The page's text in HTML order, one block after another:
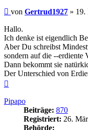
Beitrag
von Gertrud1927 » 19.
Hallo.
Ich denke ist eigendlich
Aber Du schreibst
sondern auf die --erdiente
Dann bekommt sie
Der Unterschied von
Pipapo
Beiträge: 870
Registriert: 26.
Behörde: